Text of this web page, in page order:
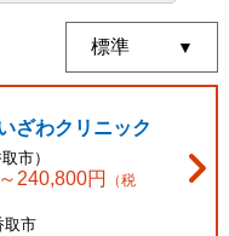
ざわクリニック
市）
240,800円
（税
取市